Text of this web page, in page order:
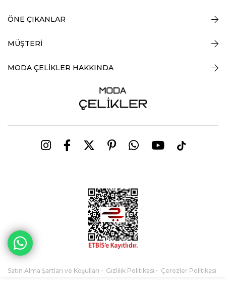
ÖNE ÇIKANLAR
MÜŞTERİ
MODA ÇELİKLER HAKKINDA
Satın Alma Şartları ve Koşulları Gizlilik Politikası Çerezler Politikası